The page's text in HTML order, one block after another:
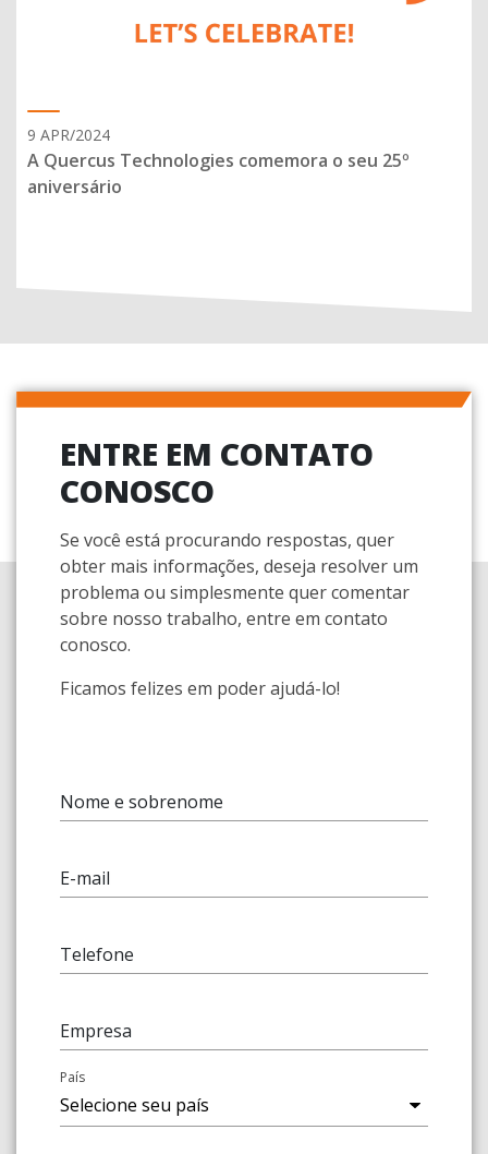
9 APR/2024
A Quercus Technologies comemora o seu 25º
aniversário
ENTRE EM CONTATO
CONOSCO
Se você está procurando respostas, quer
obter mais informações, deseja resolver um
problema ou simplesmente quer comentar
sobre nosso trabalho, entre em contato
conosco.
Ficamos felizes em poder ajudá-lo!
Nome e sobrenome
E-mail
Telefone
Empresa
País